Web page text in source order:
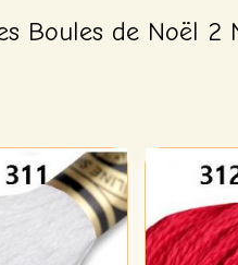
Boules de Noël 2